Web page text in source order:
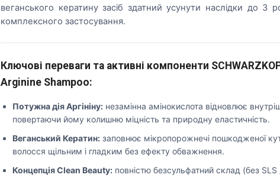
веганського кератину засіб здатний усунути наслідки до
комплексного застосування.
Ключові переваги та активні компоненти
Arginine Shampoo:
Потужна дія Аргініну: незамінна амінокислота відновлює
повертаючи йому колишню міцність та природну еластичність.
Веганський Кератин: заповнює мікропорожнечі пошкодженої
волосся щільним і гладким без ефекту обважнення.
Концепція Clean Beauty: повністю безсульфатний склад (без SLS